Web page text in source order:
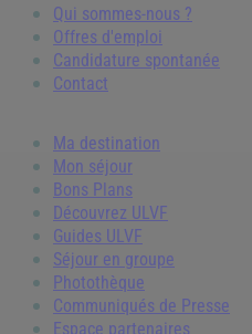
Qui sommes-nous ?
Offres d'emploi
Candidature spontanée
Contact
Ma destination
Mon séjour
Bons Plans
Découvrez ULVF
Guides ULVF
Séjour en groupe
Photothèque
Communiqués de Presse
Espace partenaires